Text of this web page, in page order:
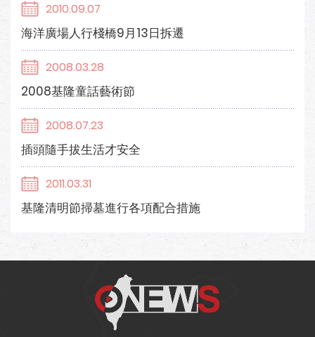
2010.09.07
海洋廣場人行棧橋9月13日拆遷
2008.03.28
2008基隆童話藝術節
2008.07.23
插頭隨手拔生活才安全
2011.03.31
基隆清明節掃墓進行各項配合措施